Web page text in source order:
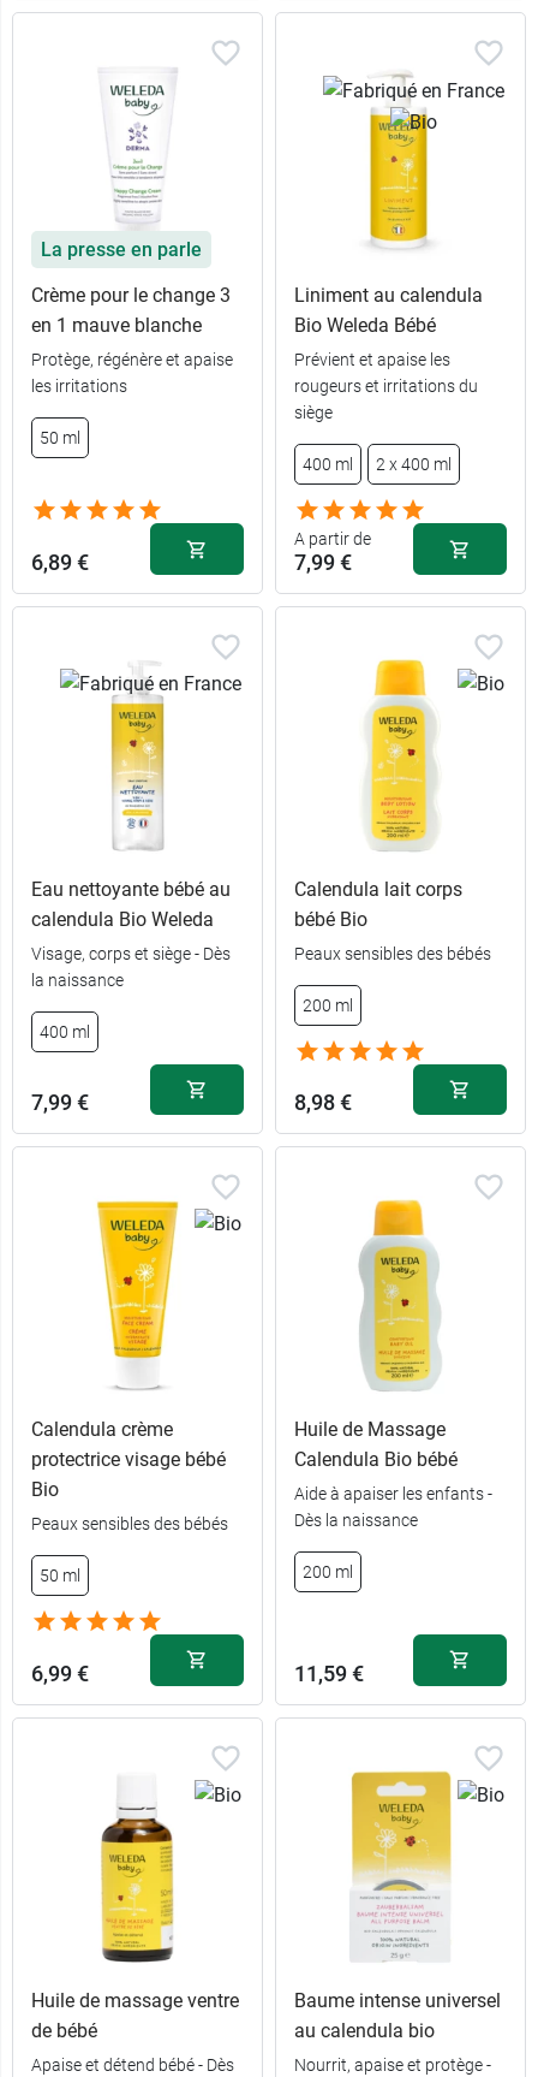
75 ml
10,98 € 7,79 €
La presse en parle
Crème pour le change 3
en 1 mauve blanche
Protège, régénère et apaise
les irritations
50 ml
6,89 €
Liniment au calendula
Bio Weleda Bébé
Prévient et apaise les
rougeurs et irritations du
siège
400 ml 2 x 400 ml
A partir de
7,99 €
400 ml
13,99 €
Eau nettoyante bébé au
calendula Bio Weleda
Visage, corps et siège - Dès
la naissance
400 ml
7,99 €
Calendula lait corps
bébé Bio
Peaux sensibles des bébés
200 ml
8,98 €
Calendula crème
protectrice visage bébé
Bio
Peaux sensibles des bébés
50 ml
6,99 €
Huile de Massage
Calendula Bio bébé
Aide à apaiser les enfants -
Dès la naissance
200 ml
11,59 €
Huile de massage ventre
de bébé
Apaise et détend bébé - Dès
Baume intense universel
au calendula bio
Nourrit, apaise et protège -